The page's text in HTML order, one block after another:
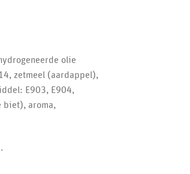
olie
zetmeel (aardappel),
E903, E904,
biet), aroma,